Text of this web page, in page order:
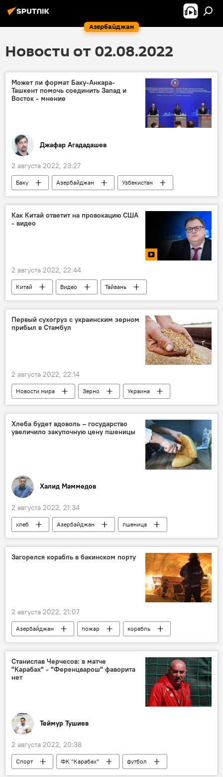
Азербайджан
Новости от 02.08.2022
Может ли формат Баку-Анкара-
Ташкент помочь соединить Запад и
Восток - мнение
Джафар Агададашев
2 августа 2022, 23:27
Баку Азербайджан
Узбекистан
Турция
сотрудничество
Экономика
МТК
Центральная Азия
Как Китай ответит на провокацию США
- видео
2 августа 2022, 22:44
Китай Видео
Тайвань
США
протест визит
Первый сухогруз с украинским зерном
прибыл в Стамбул
2 августа 2022, 22:14
Новости мира Зерно Украина
Хлеба будет вдоволь – государство
увеличило закупочную цену пшеницы
Халид Маммедов
2 августа 2022, 21:34
хлеб Азербайджан
пшеница
цена
Закупка
Загорелся корабль в бакинском порту
2 августа 2022, 21:07
Азербайджан пожар
корабль
МЧС АР
Станислав Черчесов: в матче
"Карабах" - "Ференцварош" фаворита
нет
Теймур Тушиев
2 августа 2022, 20:38
Спорт ФК "Карабах"
футбол